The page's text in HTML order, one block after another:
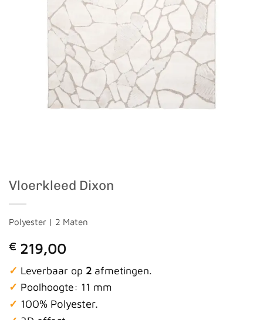
Vloerkleed Dixon
Polyester | 2 Maten
€ 219,00
✓ Leverbaar op 2 afmetingen.
✓ Poolhoogte: 11 mm
✓ 100% Polyester.